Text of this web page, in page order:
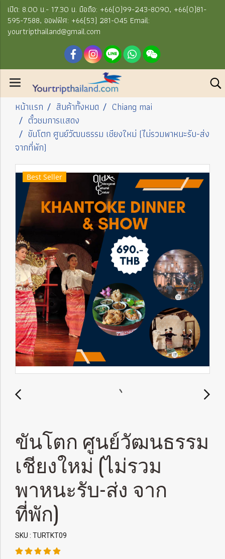
เปิด: 8.00 น.- 17.30 น. มือถือ: +66(0)99-243-8090, +66(0)81-
595-7588, ออฟฟิศ: +66(53) 281-045 Email:
yourtripthailand@gmail.com
หน้าแรก สินค้าทั้งหมด
Chiang mai
ตั๋วชมการแสดง
ขันโตก ศูนย์วัฒนธรรม เชียงใหม่ (ไม่รวมพาหนะรับ-ส่ง
จากที่พัก)
Best Seller
ขันโตก ศูนย์วัฒนธรรม
เชียงใหม่ (ไม่รวม
พาหนะรับ-ส่ง จาก
ที่พัก)
SKU : TURTKT09